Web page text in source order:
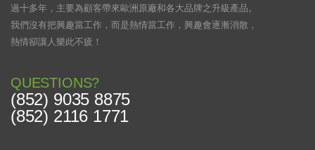
過十多年，主要為顧客帶來歐洲原廠和各大品牌之升級產品。
我們沒有把興趣當工作，而是熱情當工作，興趣會逐漸消散，
熱情卻讓人樂此不疲！
QUESTIONS?
(852) 9035 8875
(852) 2116 1771